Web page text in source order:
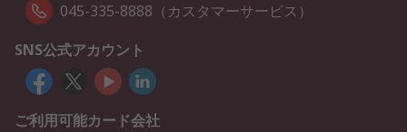
045-335-8888（カスタマーサービス）
SNS公式アカウント
ご利用可能カード会社